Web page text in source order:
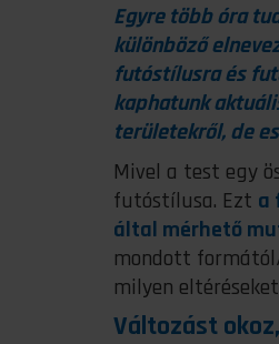
Egyre több óra
különböző
futóstílusra és
kaphatunk
területekről, de
Mivel a test egy
futóstílusa. Ezt a
által mérhető
mondott
milyen
Változást